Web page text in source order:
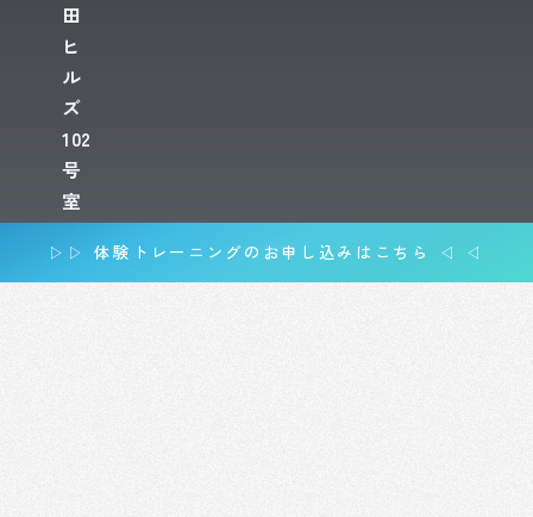
田
ヒ
ル
ズ
102
号
室
▷▷ 体験トレーニングのお申し込みはこちら ◁ ◁